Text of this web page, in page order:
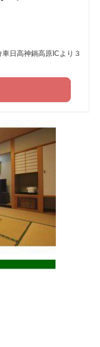
日高神鍋高原ICより３